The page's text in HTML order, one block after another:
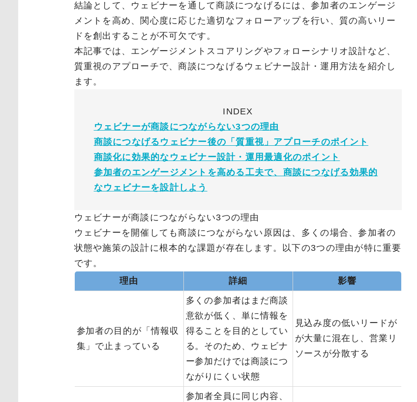
結論として、ウェビナーを通して商談につなげるには、参加者のエンゲージ
メントを高め、関心度に応じた適切なフォローアップを行い、質の高いリー
ドを創出することが不可欠です。
本記事では、エンゲージメントスコアリングやフォローシナリオ設計など、
質重視のアプローチで、商談につなげるウェビナー設計・運用方法を紹介し
ます。
INDEX
ウェビナーが商談につながらない3つの理由
商談につなげるウェビナー後の「質重視」アプローチのポイント
商談化に効果的なウェビナー設計・運用最適化のポイント
参加者のエンゲージメントを高める工夫で、商談につなげる効果的
なウェビナーを設計しよう
ウェビナーが商談につながらない3つの理由
ウェビナーを開催しても商談につながらない原因は、多くの場合、参加者の
状態や施策の設計に根本的な課題が存在します。以下の3つの理由が特に重要
です。
理由
詳細 影響
参加者の目的が「情報収
集」で止まっている
多くの参加者はまだ商談
意欲が低く、単に情報を
得ることを目的としてい
る。そのため、ウェビナ
ー参加だけでは商談につ
ながりにくい状態
見込み度の低いリードが
が大量に混在し、営業リ
ソースが分散する
参加者全員に同じ内容、